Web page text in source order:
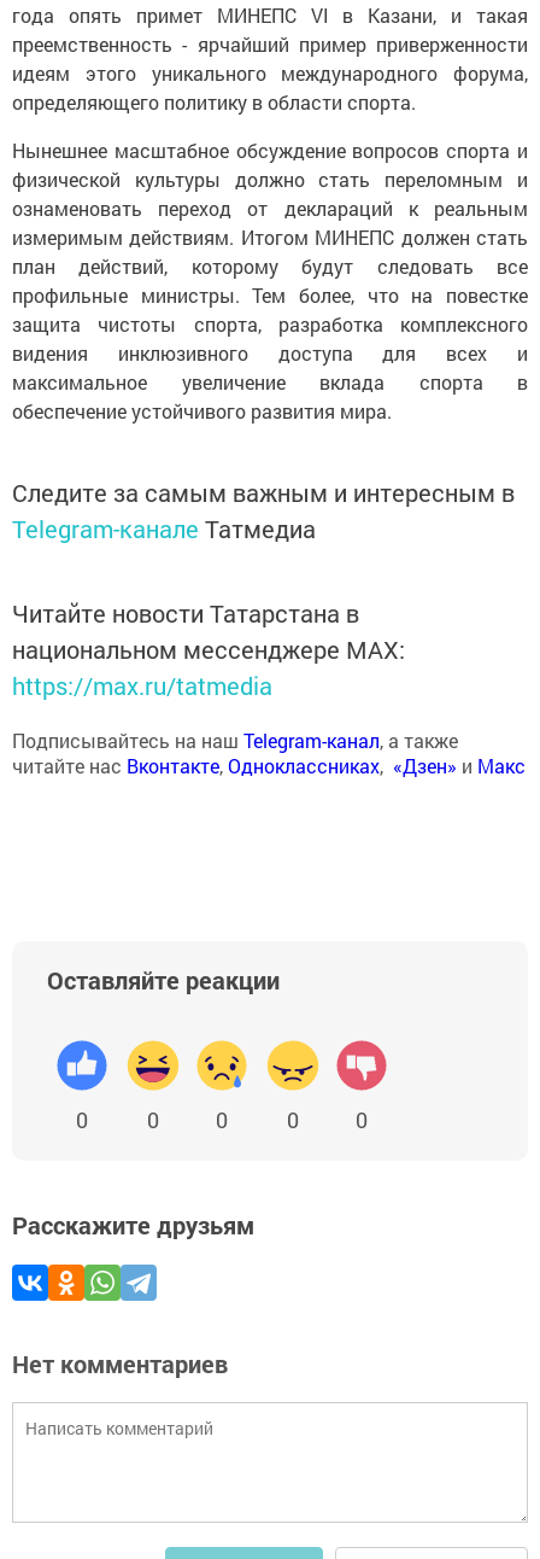
года опять примет МИНЕПС VI в Казани, и такая
преемственность - ярчайший пример приверженности
идеям этого уникального международного форума,
определяющего политику в области спорта.
Нынешнее масштабное обсуждение вопросов спорта и
физической культуры должно стать переломным и
ознаменовать переход от деклараций к реальным
измеримым действиям. Итогом МИНЕПС должен стать
план действий, которому будут следовать все
профильные министры. Тем более, что на повестке
защита чистоты спорта, разработка комплексного
видения инклюзивного доступа для всех и
максимальное увеличение вклада спорта в
обеспечение устойчивого развития мира.
Следите за самым важным и интересным в
Telegram-канале Татмедиа
Читайте новости Татарстана в
национальном мессенджере MАХ:
https://max.ru/tatmedia
Подписывайтесь на наш Telegram-канал, а также
читайте нас Вконтакте,Одноклассниках, «Дзен» и Макс
Оставляйте реакции
0 0 0 0 0
Расскажите друзьям
Нет комментариев